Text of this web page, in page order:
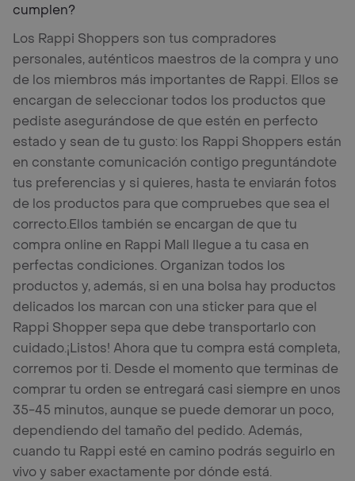
cumplen?
Los Rappi Shoppers son tus compradores
personales, auténticos maestros de la compra y uno
de los miembros más importantes de Rappi. Ellos se
encargan de seleccionar todos los productos que
pediste asegurándose de que estén en perfecto
estado y sean de tu gusto: los Rappi Shoppers están
en constante comunicación contigo preguntándote
tus preferencias y si quieres, hasta te enviarán fotos
de los productos para que compruebes que sea el
correcto.Ellos también se encargan de que tu
compra online en Rappi Mall llegue a tu casa en
perfectas condiciones. Organizan todos los
productos y, además, si en una bolsa hay productos
delicados los marcan con una sticker para que el
Rappi Shopper sepa que debe transportarlo con
cuidado.¡Listos! Ahora que tu compra está completa,
corremos por ti. Desde el momento que terminas de
comprar tu orden se entregará casi siempre en unos
35-45 minutos, aunque se puede demorar un poco,
dependiendo del tamaño del pedido. Además,
cuando tu Rappi esté en camino podrás seguirlo en
vivo y saber exactamente por dónde está.